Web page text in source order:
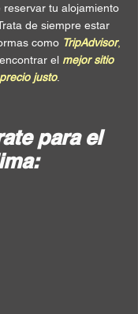
tu alojamiento
de siempre estar
como TripAdvisor,
el mejor sitio
justo.
para el